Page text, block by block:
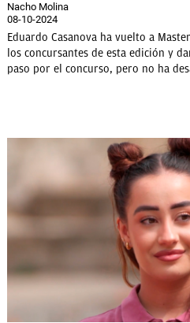
Nacho Molina
08-10-2024
Eduardo Casanova ha vuelto a
los concursantes de esta edición y
paso por el concurso, pero no ha